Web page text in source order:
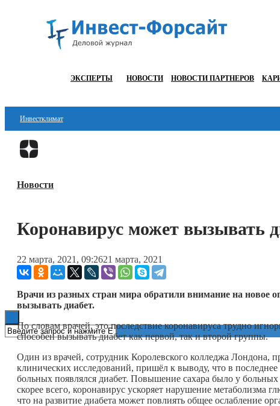
ЭКСПЕРТЫ НОВОСТИ НОВОСТИ ПАРТНЕРОВ
Инвестклимат
Финансы
Блокчейн
Технологии
ESG
Новости
Коронавирус может вызывать
22 марта, 2021, 09:2621 марта, 2021
Врачи из разных стран мира обратили внимание на новое
вызывать диабет.
По словам врачей, это последствие коронавируса трудно
способен вызывать диабет как первой, так и второй группы.
Один из врачей, сотрудник Королевского колледжа Лондона,
клинических исследований, пришёл к выводу, что в
больных появлялся диабет. Повышение сахара было у
скорее всего, коронавирус ускоряет нарушение метаболизма
что на развитие диабета может повлиять общее ослабление